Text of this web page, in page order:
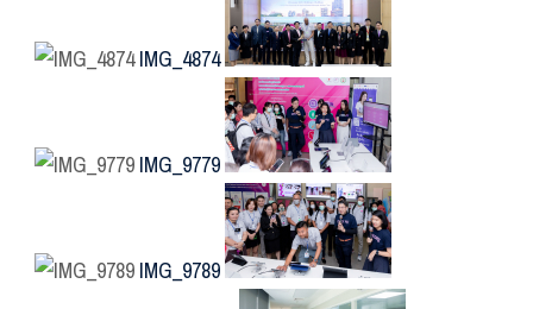
IMG_4874
IMG_9779
IMG_9789